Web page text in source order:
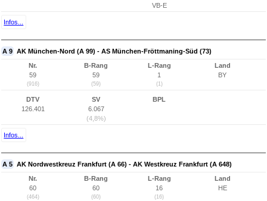
VB-E
Infos...
A 9 AK München-Nord (A 99) - AS München-Fröttmaning-Süd (73)
Nr.
59
(916)
B-Rang
59
(59)
L-Rang
1
(1)
Land
BY
DTV
126.401
SV
6.067
(4,8%)
BPL
Infos...
A 5 AK Nordwestkreuz Frankfurt (A 66) - AK Westkreuz Frankfurt (A 648)
Nr.
60
(464)
B-Rang
60
(60)
L-Rang
16
(16)
Land
HE